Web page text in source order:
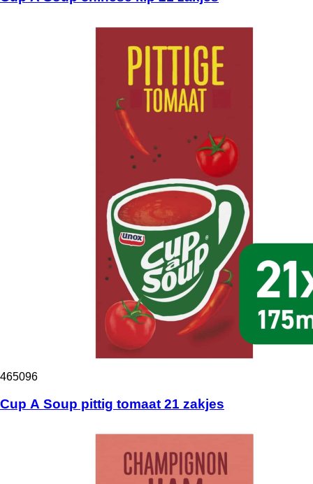
465096
Cup A Soup pittig tomaat 21 zakjes